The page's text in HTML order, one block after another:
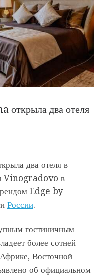
открыла два отеля
два отеля в
Vinogradovo в
Edge by
России.
гостиничным
более сотней
Восточной
об официальном